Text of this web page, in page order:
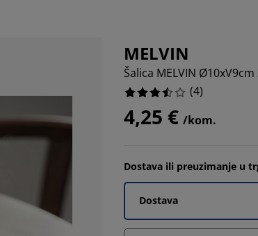
MELVIN
Šalica MELVIN
(4)
4,25 € /kom.
Dostava ili preuzimanje u
Dostava